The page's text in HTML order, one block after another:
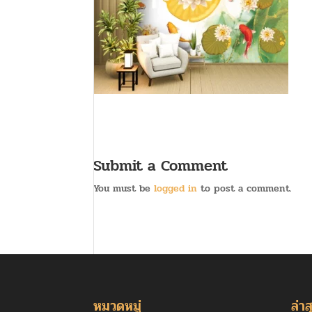
Submit a Comment
You must belogged in to post a comment.
หมวดหมู่ ล่า